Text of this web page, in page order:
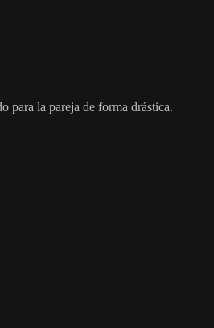
para la pareja de forma drástica.